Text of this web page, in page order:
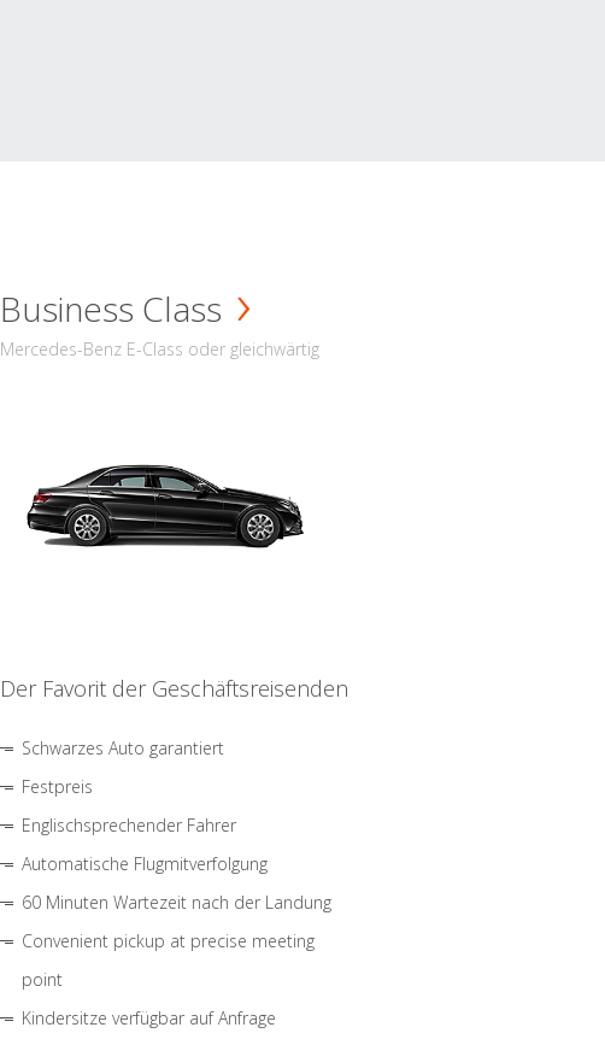
Business Class
Mercedes-Benz E-Class oder gleichwärtig
Der Favorit der Geschäftsreisenden
Schwarzes Auto garantiert
Festpreis
Englischsprechender Fahrer
Automatische Flugmitverfolgung
60 Minuten Wartezeit nach der Landung
Convenient pickup at precise meeting
point
Kindersitze verfügbar auf Anfrage